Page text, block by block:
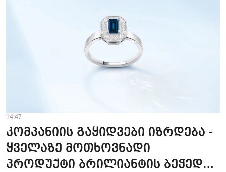
14:47
კომპანიის გაყიდვები იზრდება -
ყველაზე მოთხოვნადი
პროდუქტი ბრილიანტის ბეჭედია